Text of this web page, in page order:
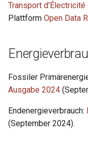
Transport d'Électricité
Plattform Open Data
Fossiler
Ausgabe 2024
Endenergieverbrauch:
(September 2024).